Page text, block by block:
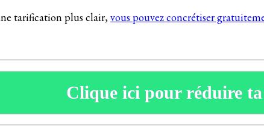
tarification plus clair,vous pouvez concrétiser
Clique ici pour réduire